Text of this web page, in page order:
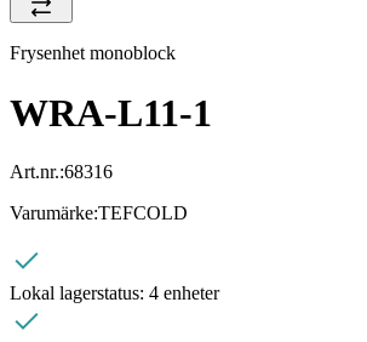
Frysenhet monoblock
WRA-L11-1
Art.nr.:68316
Varumärke:TEFCOLD
Lokal lagerstatus: 4 enheter